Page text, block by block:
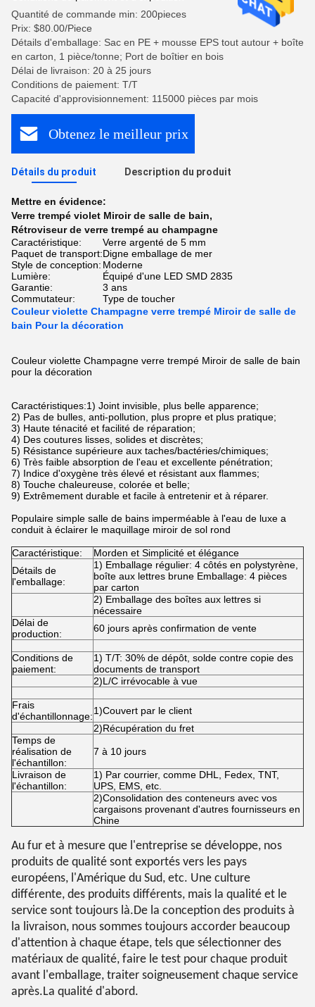
Quantité de commande min: 200pieces
Prix: $80.00/Piece
Détails d'emballage: Sac en PE + mousse EPS tout autour + boîte
en carton, 1 pièce/tonne; Port de boîtier en bois
Délai de livraison: 20 à 25 jours
Conditions de paiement: T/T
Capacité d'approvisionnement: 115000 pièces par mois
Obtenez le meilleur prix
Détails du produit Description du produit
Mettre en évidence:
Verre trempé violet Miroir de salle de bain,
Rétroviseur de verre trempé au champagne
Caractéristique:
Verre argenté de 5 mm
Paquet de transport:Digne emballage de mer
Style de conception: Moderne
Lumière:
Équipé d'une LED SMD 2835
Garantie:
3 ans
Commutateur:
Type de toucher
Couleur violette Champagne verre trempé Miroir de salle de
bain Pour la décoration
Couleur violette Champagne verre trempé Miroir de salle de bain
pour la décoration
Caractéristiques:1) Joint invisible, plus belle apparence;
2) Pas de bulles, anti-pollution, plus propre et plus pratique;
3) Haute ténacité et facilité de réparation;
4) Des coutures lisses, solides et discrètes;
5) Résistance supérieure aux taches/bactéries/chimiques;
6) Très faible absorption de l'eau et excellente pénétration;
7) Indice d'oxygène très élevé et résistant aux flammes;
8) Touche chaleureuse, colorée et belle;
9) Extrêmement durable et facile à entretenir et à réparer.
Populaire simple salle de bains imperméable à l'eau de luxe a
conduit à éclairer le maquillage miroir de sol rond
Caractéristique:
Morden et Simplicité et élégance
Détails de
l'emballage:
1) Emballage régulier: 4 côtés en polystyrène,
boîte aux lettres brune Emballage: 4 pièces
par carton
2) Emballage des boîtes aux lettres si
nécessaire
Délai de
production:
60 jours après confirmation de vente
Conditions de
paiement:
1) T/T: 30% de dépôt, solde contre copie des
documents de transport
2)L/C irrévocable à vue
Frais
d'échantillonnage:1)Couvert par le client
2)Récupération du fret
Temps de
réalisation de
l'échantillon:
7 à 10 jours
Livraison de
l'échantillon:
1) Par courrier, comme DHL, Fedex, TNT,
UPS, EMS, etc.
2)Consolidation des conteneurs avec vos
cargaisons provenant d'autres fournisseurs en
Chine
Au fur et à mesure que l'entreprise se développe, nos
produits de qualité sont exportés vers les pays
européens, l'Amérique du Sud, etc. Une culture
différente, des produits différents, mais la qualité et le
service sont toujours là.De la conception des produits à
la livraison, nous sommes toujours accorder beaucoup
d'attention à chaque étape, tels que sélectionner des
matériaux de qualité, faire le test pour chaque produit
avant l'emballage, traiter soigneusement chaque service
après.La qualité d'abord.